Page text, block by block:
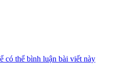
có thể bình luận bài viết này